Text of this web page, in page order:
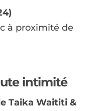
à proximité de
intimité
Taika Waititi &